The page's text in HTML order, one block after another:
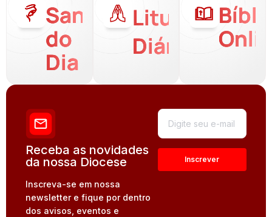
Santo
do
Dia
Liturgia
Diária
Receba as novidades
da nossa Diocese
Inscreva-se em nossa
newsletter e fique por dentro
dos avisos, eventos e